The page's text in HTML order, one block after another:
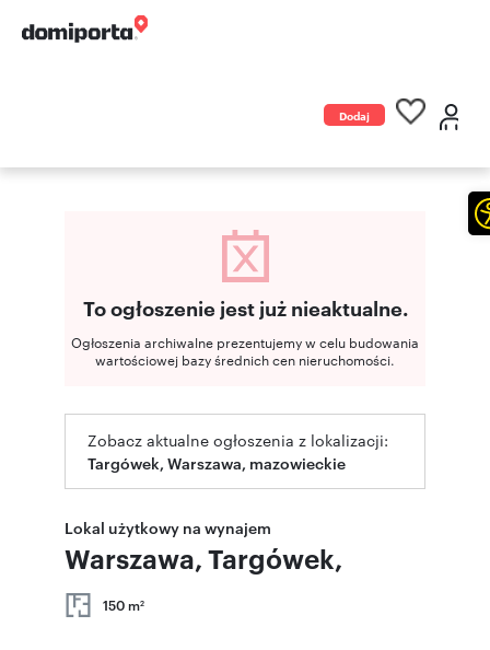
Dodaj
To ogłoszenie jest już nieaktualne.
Ogłoszenia archiwalne prezentujemy w celu budowania
wartościowej bazy średnich cen nieruchomości.
Zobacz aktualne ogłoszenia z lokalizacji:
Targówek, Warszawa, mazowieckie
Lokal użytkowy na wynajem
Warszawa, Targówek,
150 m2